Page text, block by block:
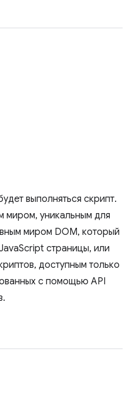
выполняться скрипт.
миром, уникальным для
миром DOM, который
страницы, или
доступным только
с помощью API